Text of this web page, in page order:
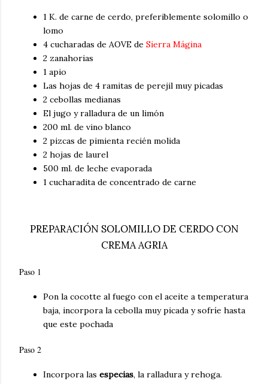
1 K. de carne de cerdo, preferiblemente solomillo o
lomo
4 cucharadas de AOVE de Sierra Mágina
2 zanahorias
1 apio
Las hojas de 4 ramitas de perejil muy picadas
2 cebollas medianas
El jugo y ralladura de un limón
200 ml. de vino blanco
2 pizcas de pimienta recién molida
2 hojas de laurel
500 ml. de leche evaporada
1 cucharadita de concentrado de carne
PREPARACIÓN SOLOMILLO DE CERDO CON
CREMA AGRIA
Paso 1
Pon la cocotte al fuego con el aceite a temperatura
baja, incorpora la cebolla muy picada y sofríe hasta
que este pochada
Paso 2
Incorpora las especias, la ralladura y rehoga.